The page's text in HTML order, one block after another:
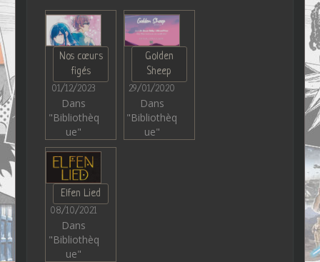
Nos cœurs
figés
01/12/2023
Dans
"Bibliothèq
ue"
Golden
Sheep
29/01/2020
Dans
"Bibliothèq
ue"
Elfen Lied
08/10/2021
Dans
"Bibliothèq
ue"